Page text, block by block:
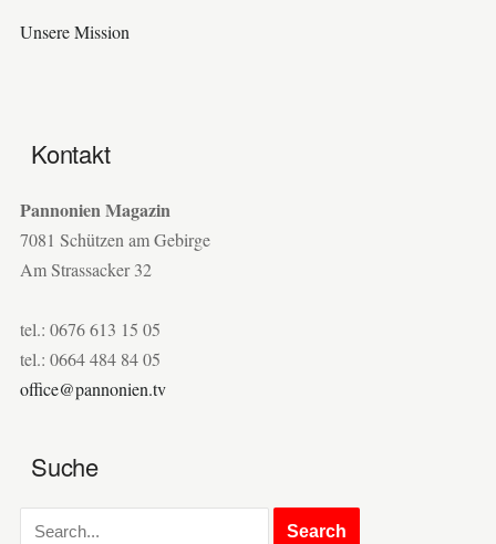
Unsere Mission
Kontakt
Pannonien Magazin
7081 Schützen am Gebirge
Am Strassacker 32
tel.: 0676 613 15 05
tel.: 0664 484 84 05
office@pannonien.tv
Suche